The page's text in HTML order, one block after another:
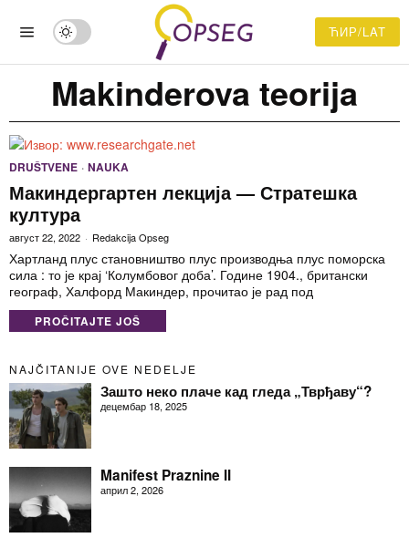
ЋИР/LAT
Makinderova teorija
DRUŠTVENE · NAUKA
Макиндергартен лекција — Стратешка
култура
август 22, 2022 Redakcija Opseg
Хартланд плус становништво плус производња плус поморска
сила : то је крај ‘Колумбовог доба’. Године 1904., британски
географ, Халфорд Макиндер, прочитао је рад под
PROČITAJTE JOŠ
NAJČITANIJE OVE NEDELJE
Зашто неко плаче кад гледа „Тврђаву“?
децембар 18, 2025
Manifest Praznine II
април 2, 2026